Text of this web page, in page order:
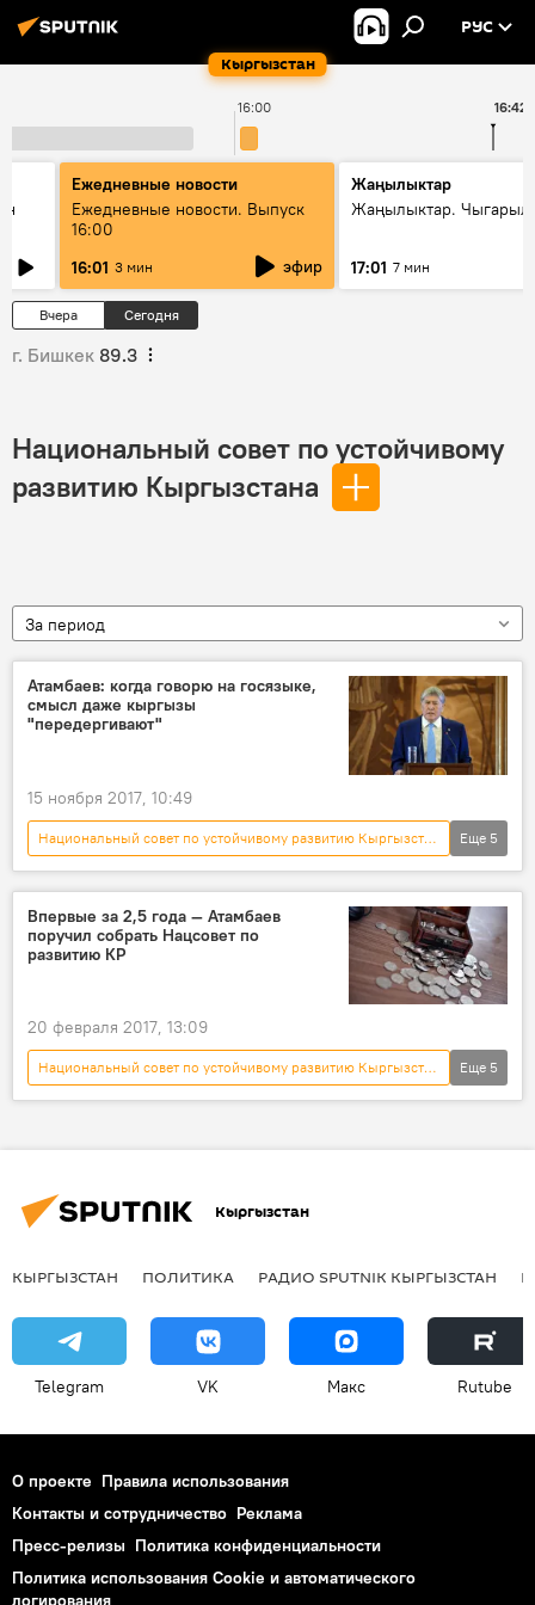
Кыргызстан
РУС
16:00 16:42
Ежедневные новости
Ежедневные новости. Выпуск
16:00
16:01 3 мин эфир
Жаңылыктар
Жаңылыктар.
17:01 7 мин
Вчера Сегодня
г. Бишкек 89.3
Национальный совет по устойчивому
развитию Кыргызстана
За период
Атамбаев: когда говорю на госязыке,
смысл даже кыргызы
"передергивают"
15 ноября 2017, 10:49
Национальный совет по устойчивому развитию Кыргызстана
Общество
Новости
Кыргызстан
Алмазбек Атамбаев
кыргызский язык
Еще 5
Впервые за 2,5 года — Атамбаев
поручил собрать Нацсовет по
развитию КР
20 февраля 2017, 13:09
Национальный совет по устойчивому развитию Кыргызстана
Общество
Новости
Кыргызстан
Еще 5
Кыргызстан
КЫРГЫЗСТАН ПОЛИТИКА РАДИО SPUTNIK КЫРГЫЗСТАН
Telegram VK Макс Rutube
О проекте Правила использования
Контакты и сотрудничество Реклама
Пресс-релизы Политика конфиденциальности
Политика использования Cookie и автоматического